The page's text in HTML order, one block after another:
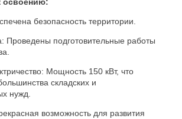
безопасность территории.
Проведены подготовительные работы
Мощность 150 кВт, что
складских и
нужд.
возможность для развития